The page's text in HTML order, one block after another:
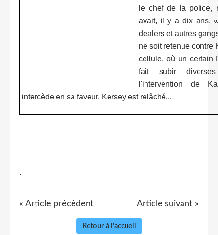
le chef de la police,
avait, il y a dix ans,
dealers et autres
ne soit retenue contre
cellule, où un certain
fait subir
l'intervention de
intercède en sa faveur, Kersey est relâché...
.
« Article précédent Article suivant »
Retour à l'accueil